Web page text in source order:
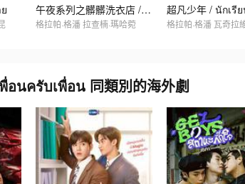
午夜系列之髒髒洗衣店 / Midnight Series : Dirty Laundry ซักอบร้ายนายสะอาด
格拉帕·格潘 拉查楠·瑪哈菀 格拉帕·格潘 瓦奇拉
อนครับเพื่อน 同類別的海外劇